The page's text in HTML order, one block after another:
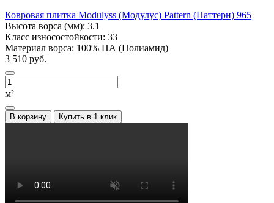
Ковровая плитка Modulyss (Модулус) Pattern (Паттерн) 965
Высота ворса (мм): 3.1
Класс износостойкости: 33
Материал ворса: 100% ПА (Полиамид)
3 510 руб.
м²
В корзину Купить в 1 клик